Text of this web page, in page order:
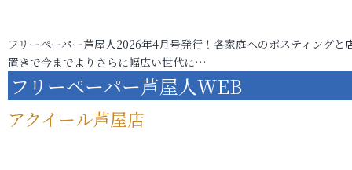
フリーペーパー芦屋人2026年4月号発行！各家庭へのポスティングと
置きで今までよりさらに幅広い世代に…
フリーペーパー芦屋人WEB
アクイール芦屋店